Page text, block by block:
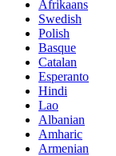
Afrikaans
Swedish
Polish
Basque
Catalan
Esperanto
Hindi
Lao
Albanian
Amharic
Armenian